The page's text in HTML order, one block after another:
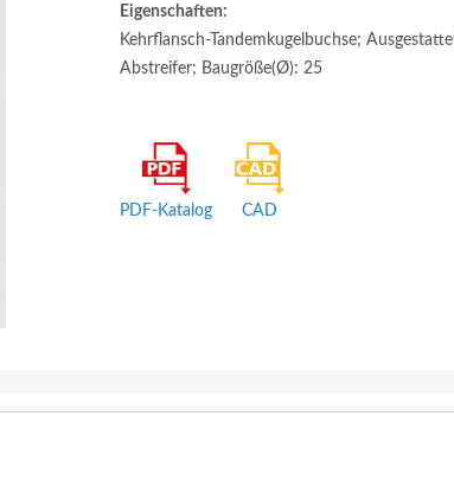
Eigenschaften:
Kehrflansch-Tandemkugelbuchse;
Abstreifer; Baugröße(Ø): 25
PDF-Katalog CAD